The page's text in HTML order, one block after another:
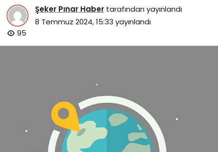
Şeker Pınar Haber tarafından yayınlandı
8 Temmuz 2024, 15:33 yayınlandı
95